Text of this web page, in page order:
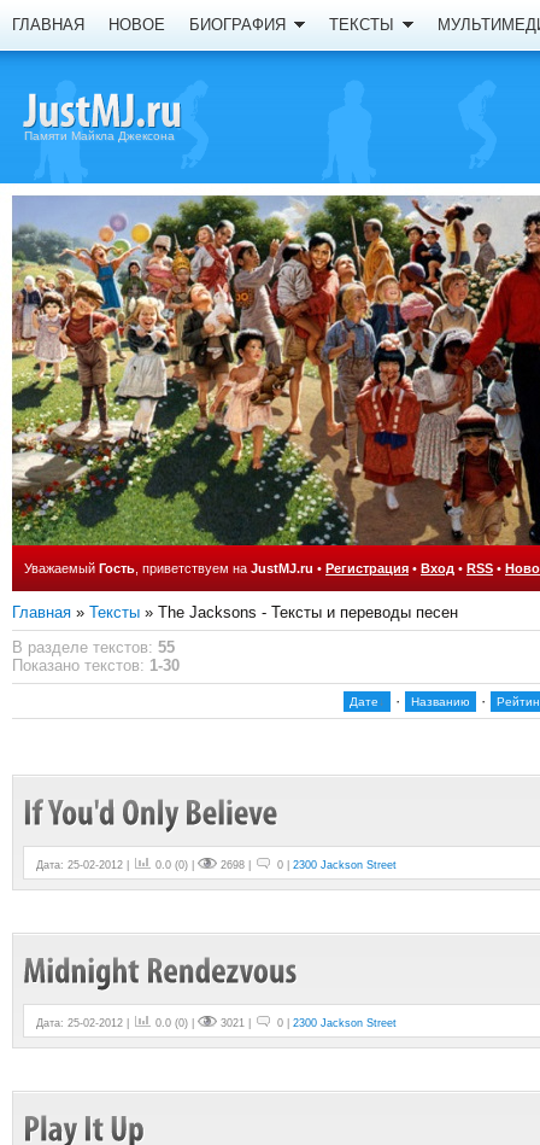
ГЛАВНАЯ НОВОЕ БИОГРАФИЯ ТЕКСТЫ
Памяти Майкла Джексона
Уважаемый Гость , приветствуем на JustMJ.ru • Регистрация • Вход • RSS •
Главная » Тексты » The Jacksons - Тексты и переводы песен
В разделе текстов: 55
Показано текстов: 1-30
Дате · Названию ·
Дата: 25-02-2012 | 0.0 (0) | 2698 | 0 | 2300 Jackson Street
Дата: 25-02-2012 | 0.0 (0) | 3021 | 0 | 2300 Jackson Street